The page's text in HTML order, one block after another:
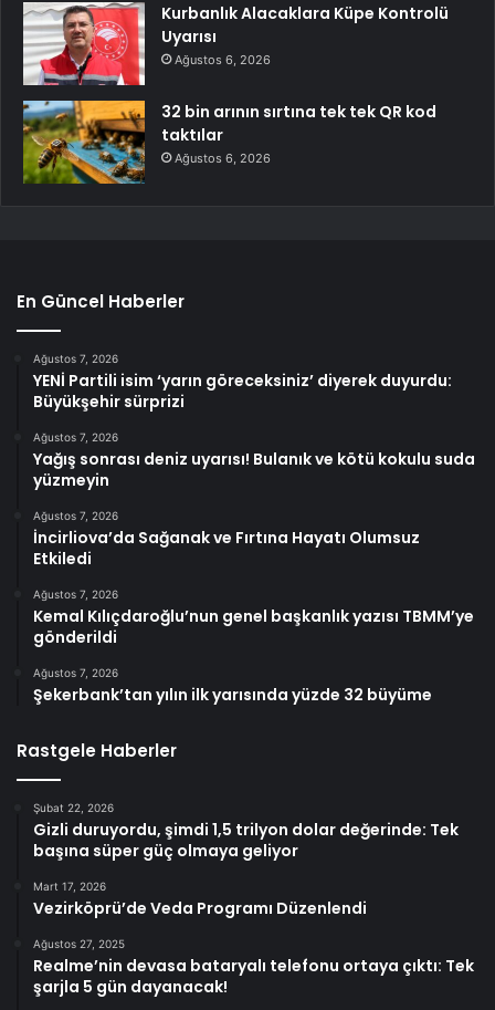
Kurbanlık Alacaklara Küpe Kontrolü
Uyarısı
Ağustos 6, 2026
32 bin arının sırtına tek tek QR kod
taktılar
Ağustos 6, 2026
En Güncel Haberler
Ağustos 7, 2026
YENİ Partili isim ‘yarın göreceksiniz’ diyerek duyurdu:
Büyükşehir sürprizi
Ağustos 7, 2026
Yağış sonrası deniz uyarısı! Bulanık ve kötü kokulu suda
yüzmeyin
Ağustos 7, 2026
İncirliova’da Sağanak ve Fırtına Hayatı Olumsuz
Etkiledi
Ağustos 7, 2026
Kemal Kılıçdaroğlu’nun genel başkanlık yazısı TBMM’ye
gönderildi
Ağustos 7, 2026
Şekerbank’tan yılın ilk yarısında yüzde 32 büyüme
Rastgele Haberler
Şubat 22, 2026
Gizli duruyordu, şimdi 1,5 trilyon dolar değerinde: Tek
başına süper güç olmaya geliyor
Mart 17, 2026
Vezirköprü’de Veda Programı Düzenlendi
Ağustos 27, 2025
Realme’nin devasa bataryalı telefonu ortaya çıktı: Tek
şarjla 5 gün dayanacak!